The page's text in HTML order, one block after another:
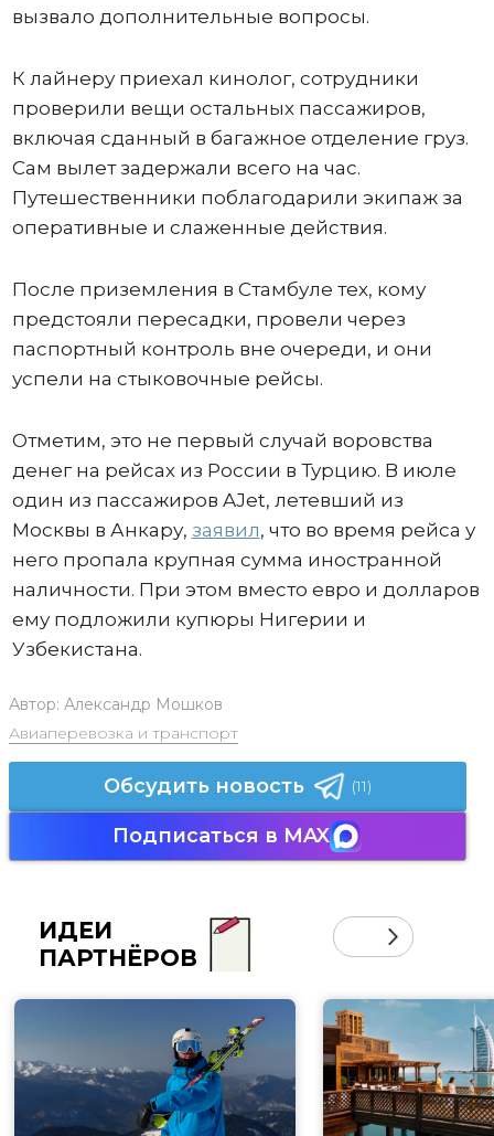
вызвало дополнительные вопросы.
К лайнеру приехал кинолог, сотрудники
проверили вещи остальных пассажиров,
включая сданный в багажное отделение груз.
Сам вылет задержали всего на час.
Путешественники поблагодарили экипаж за
оперативные и слаженные действия.
После приземления в Стамбуле тех, кому
предстояли пересадки, провели через
паспортный контроль вне очереди, и они
успели на стыковочные рейсы.
Отметим, это не первый случай воровства
денег на рейсах из России в Турцию. В июле
один из пассажиров AJet, летевший из
Москвы в Анкару, заявил, что во время рейса у
него пропала крупная сумма иностранной
наличности. При этом вместо евро и долларов
ему подложили купюры Нигерии и
Узбекистана.
Автор: Александр Мошков
Авиаперевозка и транспорт
Обсудить новость (11)
Подписаться в MAX
ИДЕИ
ПАРТНЁРОВ